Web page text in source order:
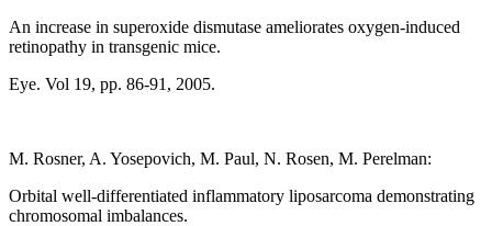
An increase in superoxide dismutase ameliorates oxygen-induced
retinopathy in transgenic mice.
Eye. Vol 19, pp. 86-91, 2005.
M. Rosner, A. Yosepovich, M. Paul, N. Rosen, M. Perelman:
Orbital well-differentiated inflammatory liposarcoma demonstrating
chromosomal imbalances.